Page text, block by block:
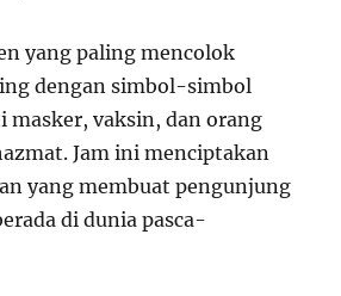
yang paling mencolok
dengan simbol-simbol
masker, vaksin, dan orang
Jam ini menciptakan
yang membuat pengunjung
di dunia pasca-